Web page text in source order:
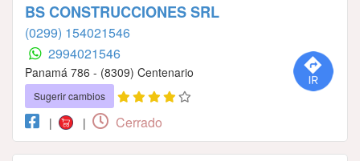
BS CONSTRUCCIONES SRL
(0299) 154021546
2994021546
Panamá 786 - (8309) Centenario
Sugerir cambios
| | Cerrado